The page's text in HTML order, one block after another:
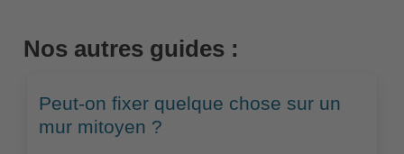
Nos autres guides :
Peut-on fixer quelque chose sur un
mur mitoyen ?